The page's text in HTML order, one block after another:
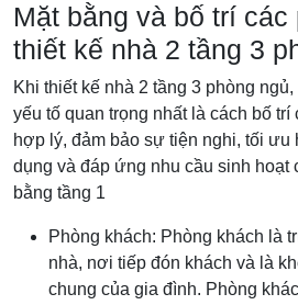
Mặt bằng và bố trí các
thiết kế nhà 2 tầng 3
Khi thiết kế nhà 2 tầng 3 phòng
yếu tố quan trọng nhất là cách bố trí
hợp lý, đảm bảo sự tiện nghi, tối ưu
dụng và đáp ứng nhu cầu sinh hoạt
bằng tầng 1
Phòng khách: Phòng khách là
nhà, nơi tiếp đón khách và là
chung của gia đình. Phòng